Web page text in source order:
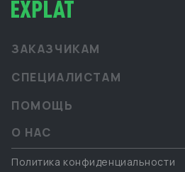
ЗАКАЗЧИКАМ
СПЕЦИАЛИСТАМ
ПОМОЩЬ
О НАС
Политика конфиденциальности